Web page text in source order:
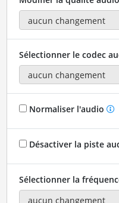
Sélectionner le codec
Normaliser l'audio
Désactiver la piste
Sélectionner la